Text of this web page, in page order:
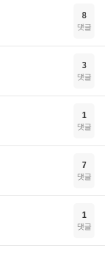
8
댓글
3
댓글
1
댓글
7
댓글
1
댓글